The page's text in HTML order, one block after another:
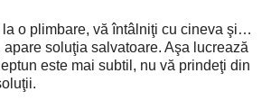
la o plimbare, vă întâlniţi cu cineva şi…
soluţia salvatoare. Aşa lucrează
este mai subtil, nu vă prindeţi din